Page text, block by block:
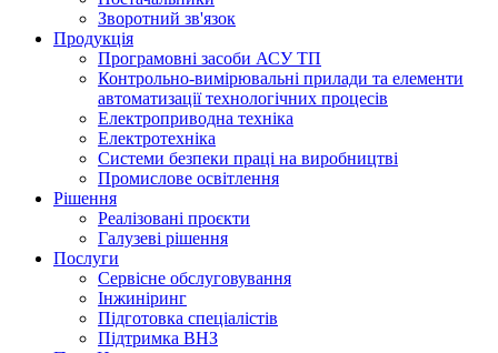
Зворотний зв'язок
Продукція
Програмовні засоби АСУ ТП
Контрольно-вимірювальні прилади та елементи
автоматизації технологічних процесів
Електроприводна техніка
Електротехніка
Системи безпеки праці на виробництві
Промислове освітлення
Рішення
Реалізовані проєкти
Галузеві рішення
Послуги
Сервісне обслуговування
Інжиніринг
Підготовка спеціалістів
Підтримка ВНЗ